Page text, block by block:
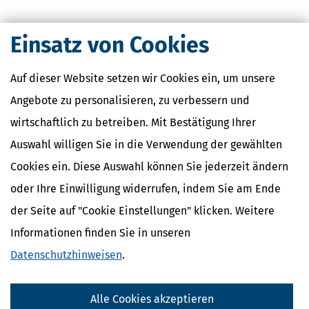
Einsatz von Cookies
Auf dieser Website setzen wir Cookies ein, um unsere
Angebote zu personalisieren, zu verbessern und
wirtschaftlich zu betreiben. Mit Bestätigung Ihrer
Auswahl willigen Sie in die Verwendung der gewählten
Cookies ein. Diese Auswahl können Sie jederzeit ändern
oder Ihre Einwilligung widerrufen, indem Sie am Ende
der Seite auf "Cookie Einstellungen" klicken. Weitere
Informationen finden Sie in unseren
Datenschutzhinweisen.
Alle Cookies akzeptieren
Nahe Finanzämter
Finanzamt Hamburg (für Großunternehmen)
Finanzamt Hamburg-Mitte
Finanzamt Hamburg-Ost
Finanzamt Hamburg-Ost
Finanzamtsuche